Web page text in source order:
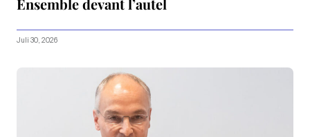
Ensemble devant l’autel
Juli 30, 2026